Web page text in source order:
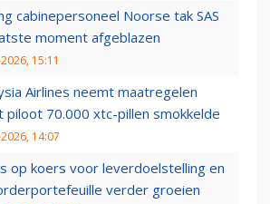
cabinepersoneel Noorse tak SAS
moment afgeblazen
15:11
Airlines neemt maatregelen
piloot 70.000 xtc-pillen smokkelde
14:07
op koers voor leverdoelstelling en
verder groeien